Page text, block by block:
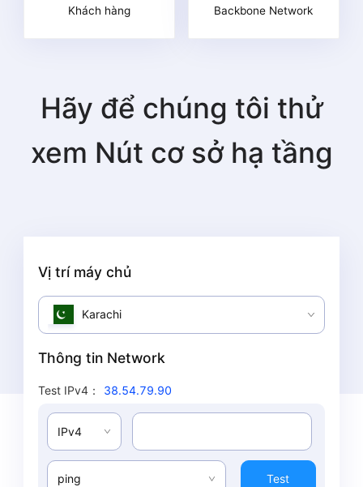
Khách hàng Backbone Network
Hãy để chúng tôi thử
xem Nút cơ sở hạ tầng
Vị trí máy chủ
Karachi
Thông tin Network
Test IPv4： 38.54.79.90
IPv4
ping Test